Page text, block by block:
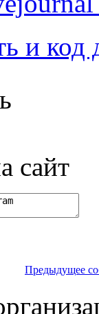
и код
сайт
Предыдущее